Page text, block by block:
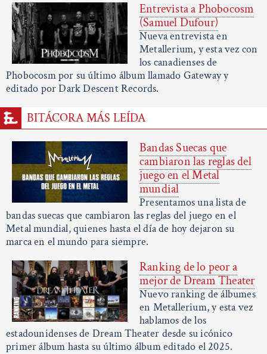
Entrevista a Phobocosm
(Samuel Dufour)
Nueva entrevista en
Metallerium, y esta vez con
los canadienses de
Phobocosm por su último álbum llamado Gateway y
editado por Dark Descent Records.
BITÁCORA MÁS LEÍDA
Bandas Suecas que
cambiaron las reglas del
juego en el Metal
mundial
Presentamos una lista de
bandas suecas que cambiaron las reglas del juego en el
Metal mundial, quienes hasta el día de hoy dejaron su
marca en el mundo para siempre.
Ranking de lo peor a
mejor de Dream Theater
Nuevo ranking de álbumes
en Metallerium, y esta vez
hablamos de los
estadounidenses de Dream Theater desde su icónico
primer álbum hasta su último álbum editado el 2025.